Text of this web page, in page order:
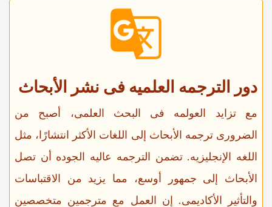
دور الترجمه العلمیه فی نشر الأبحاث
مع تزاید العولمه فی البحث العلمی، أصبح من
الضروری ترجمه الأبحاث إلى اللغات الأکثر انتشارًا، مثل
اللغه الإنجلیزیه. تضمن الترجمه عالیه الجوده أن تصل
الأبحاث إلى جمهور أوسع، مما یزید من الاقتباسات
والتأثیر الأکادیمی. إن العمل مع مترجمین متخصصین